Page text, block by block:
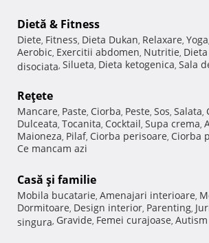
Dietă & Fitness
Diete, Fitness, Dieta Dukan, Relaxare, Yoga,
Aerobic, Exercitii abdomen, Nutritie,
disociata, Silueta, Dieta ketogenica, Sala
Reţete
Mancare, Paste, Ciorba, Peste, Sos, Salata,
Dulceata, Tocanita, Cocktail, Supa crema,
Maioneza, Pilaf, Ciorba perisoare, Ciorba
Ce mancam azi
Casă şi familie
Mobila bucatarie, Amenajari interioare,
Dormitoare, Design interior, Parenting,
singura, Gravide, Femei curajoase, Autism